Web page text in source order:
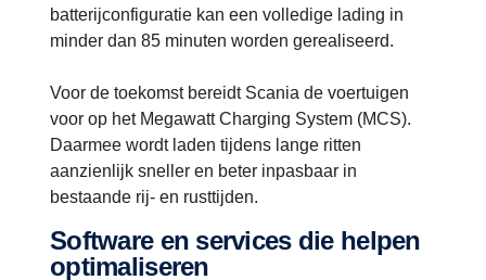
batterijconfiguratie kan een volledige lading in
minder dan 85 minuten worden gerealiseerd.
Voor de toekomst bereidt Scania de voertuigen
voor op het Megawatt Charging System (MCS).
Daarmee wordt laden tijdens lange ritten
aanzienlijk sneller en beter inpasbaar in
bestaande rij- en rusttijden.
Software en services die helpen
optimaliseren